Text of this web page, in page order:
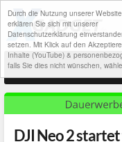
Durch die Nutzung unserer Website
erklären Sie sich mit unserer
Datenschutzerklärung
setzen. Mit Klick auf den
Inhalte (YouTube) &
falls Sie dies nicht wünschen,
DJI Neo 2